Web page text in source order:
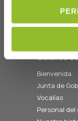
08:00 a 14:00
Quiénes
Bienvenida
Junta de
Vocalías
Personal del